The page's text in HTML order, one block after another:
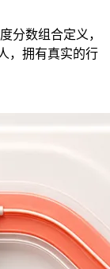
分数组合定义，
，拥有真实的行